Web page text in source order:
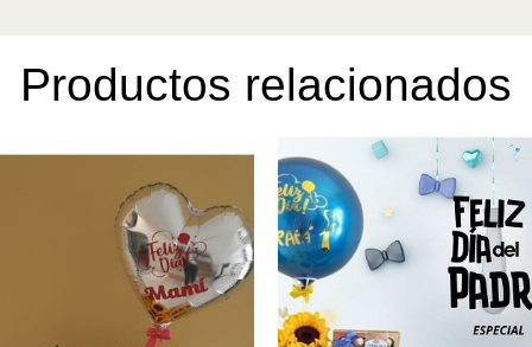
Productos relacionados